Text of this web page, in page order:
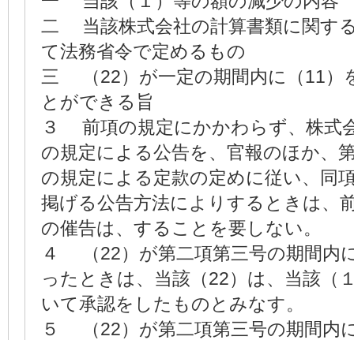
二 当該株式会社の計算書類に関
て法務省令で定めるもの
三 （22）が一定の期間内に（11）
とができる旨
３ 前項の規定にかかわらず、株
の規定による公告を、官報のほか、
の規定による定款の定めに従い、同
掲げる公告方法によりするときは、
の催告は、することを要しない。
４ （22）が第二項第三号の期間内
ったときは、当該（22）は、当該（
いて承認をしたものとみなす。
５ （22）が第二項第三号の期間内